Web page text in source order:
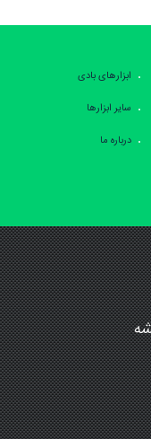
ابزارهای بادی
سایر ابزارها
درباره ما